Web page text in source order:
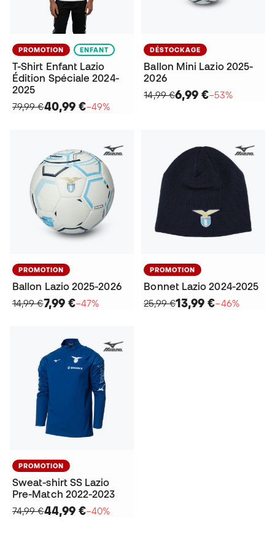
PROMOTION ENFANT
T-Shirt Enfant Lazio
Édition Spéciale 2024-
2025
79,99 €40,99 €−49%
DÉSTOCKAGE
Ballon Mini Lazio 2025-
2026
14,99 €6,99 €−53%
PROMOTION
Ballon Lazio 2025-2026
14,99 €7,99 €−47%
PROMOTION
Bonnet Lazio 2024-2025
25,99 €13,99 €−46%
PROMOTION
Sweat-shirt SS Lazio
Pre-Match 2022-2023
74,99 €44,99 €−40%